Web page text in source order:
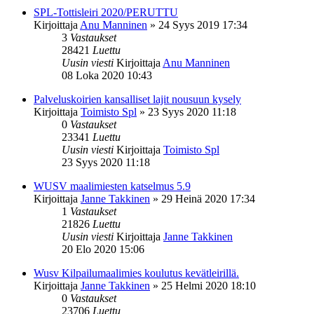
SPL-Tottisleiri 2020/PERUTTU
Kirjoittaja Anu Manninen » 24 Syys 2019 17:34
3 Vastaukset
28421 Luettu
Uusin viesti Kirjoittaja Anu Manninen
08 Loka 2020 10:43
Palveluskoirien kansalliset lajit nousuun kysely
Kirjoittaja Toimisto Spl » 23 Syys 2020 11:18
0 Vastaukset
23341 Luettu
Uusin viesti Kirjoittaja Toimisto Spl
23 Syys 2020 11:18
WUSV maalimiesten katselmus 5.9
Kirjoittaja Janne Takkinen » 29 Heinä 2020 17:34
1 Vastaukset
21826 Luettu
Uusin viesti Kirjoittaja Janne Takkinen
20 Elo 2020 15:06
Wusv Kilpailumaalimies koulutus kevätleirillä.
Kirjoittaja Janne Takkinen » 25 Helmi 2020 18:10
0 Vastaukset
23706 Luettu